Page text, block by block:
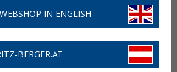
IN ENGLISH
BERGER.AT